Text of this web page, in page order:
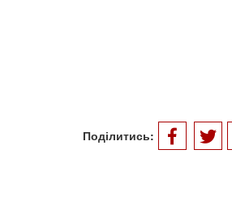
Поділитись: